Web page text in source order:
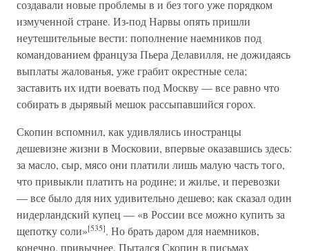
создавали новые проблемы в и без того уже порядком
измученной стране. Из-под Нарвы опять пришли
неутешительные вести: пополнение наемников под
командованием француза Пьера Делавилля, не дожидаясь
выплаты жалованья, уже грабит окрестные села;
заставить их идти воевать под Москву — все равно что
собирать в дырявый мешок рассыпавшийся горох.
Скопин вспомнил, как удивлялись иностранцы
дешевизне жизни в Московии, впервые оказавшись здесь:
за масло, сыр, мясо они платили лишь малую часть того,
что привыкли платить на родине; и жилье, и перевозки
— все было для них удивительно дешево; как сказал один
нидерландский купец — «в России все можно купить за
щепотку соли»[535]. Но брать даром для наемников,
конечно, привычнее. Пытался Скопин в письмах